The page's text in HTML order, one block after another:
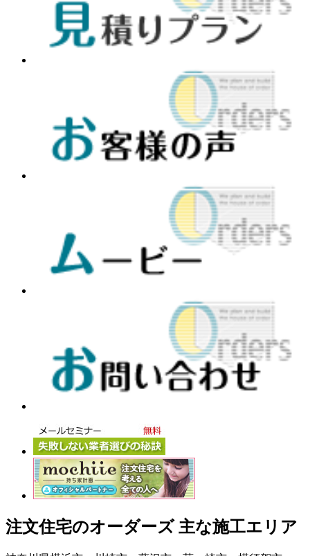
注文住宅のオーダーズ 主な施工エリア